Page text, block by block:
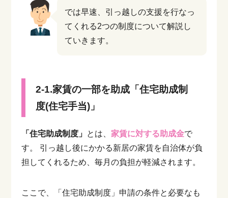
では早速、引っ越しの支援を行なっ
てくれる2つの制度について解説し
ていきます。
2-1.家賃の一部を助成「住宅助成制
度(住宅手当)」
「住宅助成制度」 とは、 家賃に対する助成金で
す。
引っ越し後にかかる新居の家賃を自治体が負
担してくれるため、毎月の負担が軽減されます。
ここで、「住宅助成制度」申請の条件と必要なも